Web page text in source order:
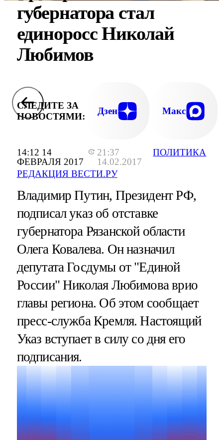
14:12 14
ФЕВРАЛЯ 2017
21:37
14.02.2017
РЕДАКЦИЯ ВЕСТИ.РУ
ПОЛИТИКА
губернатора стал
единоросс Николай
Любимов
СЛЕДИТЕ ЗА
НОВОСТЯМИ:
Дзен Макс
Владимир Путин, Президент РФ,
подписал указ об отставке
губернатора Рязанской области
Олега Ковалева. Он назначил
депутата Госдумы от "Единой
России" Николая Любимова врио
главы региона. Об этом сообщает
пресс-служба Кремля. Настоящий
Указ вступает в силу со дня его
подписания.